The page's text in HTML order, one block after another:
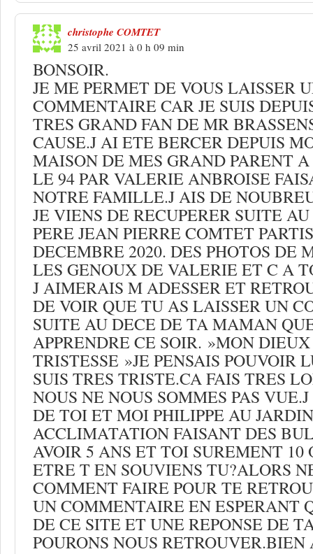
christophe COMTET
25 avril 2021 à 0 h 09 min
BONSOIR.
JE ME PERMET DE VOUS LAISSER
COMMENTAIRE CAR JE SUIS
TRES GRAND FAN DE MR
CAUSE.J AI ETE BERCER DEPUIS
MAISON DE MES GRAND PARENT
LE 94 PAR VALERIE ANBROISE
NOTRE FAMILLE.J AIS DE
JE VIENS DE RECUPERER SUITE
PERE JEAN PIERRE COMTET
DECEMBRE 2020. DES PHOTOS DE
LES GENOUX DE VALERIE ET C A
J AIMERAIS M ADESSER ET
DE VOIR QUE TU AS LAISSER UN
SUITE AU DECE DE TA MAMAN
APPRENDRE CE SOIR. »MON
TRISTESSE »JE PENSAIS POUVOIR
SUIS TRES TRISTE.CA FAIS TRES
NOUS NE NOUS SOMMES PAS
DE TOI ET MOI PHILIPPE AU
ACCLIMATATION FAISANT DES
AVOIR 5 ANS ET TOI SUREMENT 10
ETRE T EN SOUVIENS TU?ALORS
COMMENT FAIRE POUR TE
UN COMMENTAIRE EN ESPERANT
DE CE SITE ET UNE REPONSE DE
POURONS NOUS